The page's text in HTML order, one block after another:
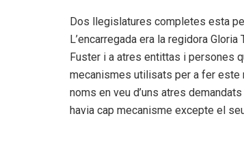
Dos llegislatures completes esta
L’encarregada era la regidora
Fuster i a atres entittas i persones
mecanismes utilisats per a fer este
noms en veu d’uns atres
havia cap mecanisme excepte el